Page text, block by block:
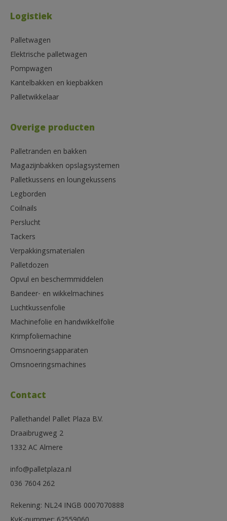
Logistiek
Palletwagen
Elektrische palletwagen
Pompwagen
Kantelbakken en kiepbakken
Palletwikkelaar
Overige producten
Palletranden en bakken
Magazijnbakken opslagsystemen
Palletkussens en loungekussens
Legborden
Coilnails
Perslucht
Tackers
Verpakkingsmaterialen
Palletdozen
Opvul en beschermmiddelen
Bandeer- en wikkelmachines
Luchtkussenfolie
Machinefolie en handwikkelfolie
Krimpfoliemachine
Omsnoeringsapparaten
Omsnoeringsmachines
Contact
Pallethandel Pallet Plaza B.V.
Draaibrugweg 2
1332 AC Almere
info@palletplaza.nl
036 7604 262
Rekening: NL24 INGB 0007070888